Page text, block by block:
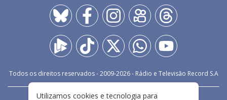
Todos os direitos reservados - 2009-2026- Rádio e Televisão Record S.A
Utilizamos cookies e tecnologia para